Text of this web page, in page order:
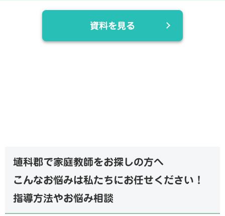
資料を見る
埴科郡で家庭教師をお探しの方へ
こんなお悩みは私たちにお任せください！
指導方法やお悩み相談